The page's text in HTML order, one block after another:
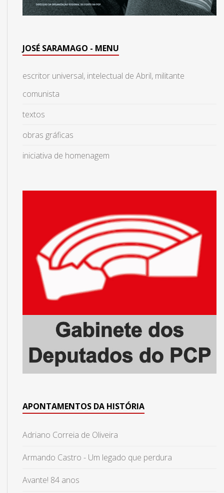
JOSÉ SARAMAGO - MENU
escritor universal, intelectual de Abril, militante
comunista
textos
obras gráficas
iniciativa de homenagem
APONTAMENTOS DA HISTÓRIA
Adriano Correia de Oliveira
Armando Castro - Um legado que perdura
Avante! 84 anos